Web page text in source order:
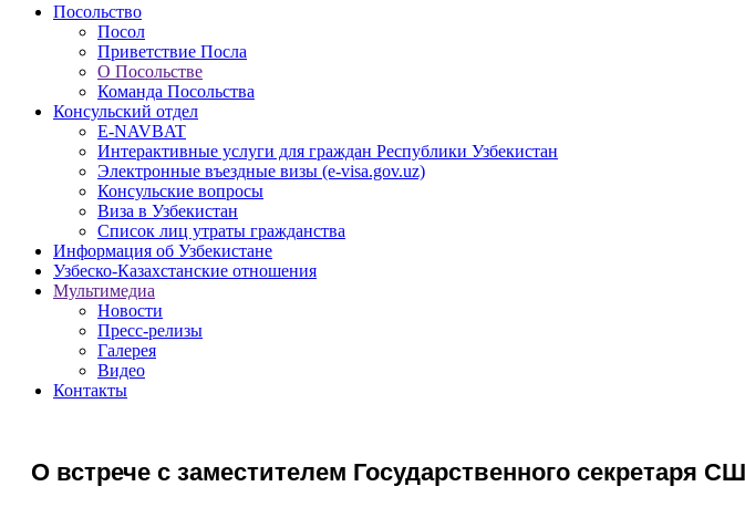
Посольство
Посол
Приветствие Посла
О Посольстве
Команда Посольства
Консульский отдел
E-NAVBAT
Интерактивные услуги для граждан Республики Узбекистан
Электронные въездные визы (e-visa.gov.uz)
Консульские вопросы
Виза в Узбекистан
Список лиц утраты гражданства
Информация об Узбекистане
Узбеско-Казахстанские отношения
Мультимедиа
Новости
Пресс-релизы
Галерея
Видео
Контакты
О встрече с заместителем Государственного секретаря